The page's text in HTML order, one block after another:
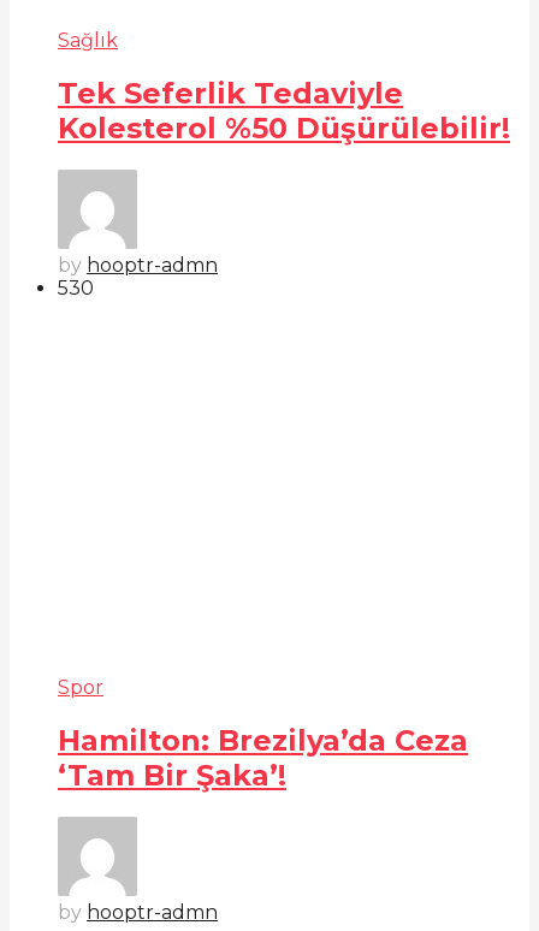
Sağlık
Tek Seferlik Tedaviyle
Kolesterol %50 Düşürülebilir!
by hooptr-admn
530
Spor
Hamilton: Brezilya’da Ceza
‘Tam Bir Şaka’!
by hooptr-admn